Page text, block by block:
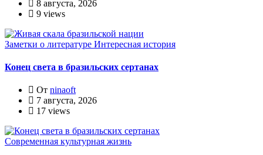
8 августа, 2026
9 views
Заметки о литературе Интересная история
Конец света в бразильских сертанах
От ninaoft
7 августа, 2026
17 views
Современная культурная жизнь